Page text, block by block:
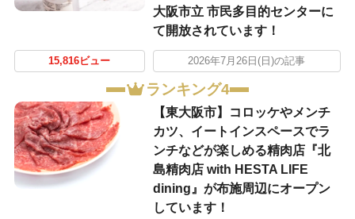
大阪市立 市民多目的センターに
て開放されています！
15,816ビュー 2026年7月26日(日)の記事
ランキング4
【東大阪市】コロッケやメンチ
カツ、イートインスペースでラ
ンチなどが楽しめる精肉店『北
島精肉店 with HESTA LIFE
dining』が布施周辺にオープン
しています！